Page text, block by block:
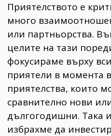
Приятелството е
много
или партньорства.
целите на тази
фокусираме върху
приятели в момента
приятелства, които
сравнително нови
дългогодишни. Така
избрахме да